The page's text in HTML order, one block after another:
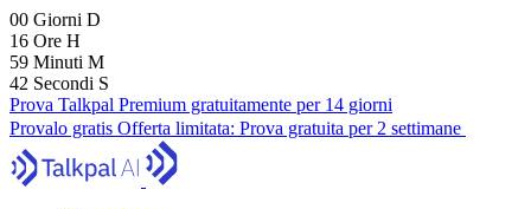
00 Giorni D
16 Ore H
59 Minuti M
41 Secondi S
Prova Talkpal Premium gratuitamente per 14 giorni
Provalo gratis Offerta limitata: Prova gratuita per 2 settimane